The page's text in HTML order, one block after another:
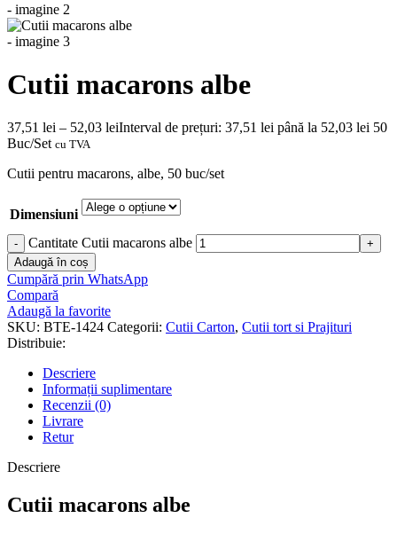
Cutii macarons albe
37,51 lei – 52,03 leiInterval de prețuri: 37,51 lei până la 52,03 lei 50
Buc/Set cu TVA
Cutii pentru macarons, albe, 50 buc/set
Dimensiuni
Cantitate Cutii macarons albe
Adaugă în coș
Cumpără prin WhatsApp
Compară
Adaugă la favorite
SKU: BTE-1424 Categorii: Cutii Carton, Cutii tort si Prajituri
Distribuie:
Descriere
Informații suplimentare
Recenzii (0)
Livrare
Retur
Descriere
Cutii macarons albe